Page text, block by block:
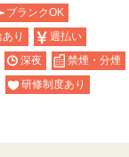
ブランクOK
り
週払い
深夜
禁煙・分煙
研修制度あり